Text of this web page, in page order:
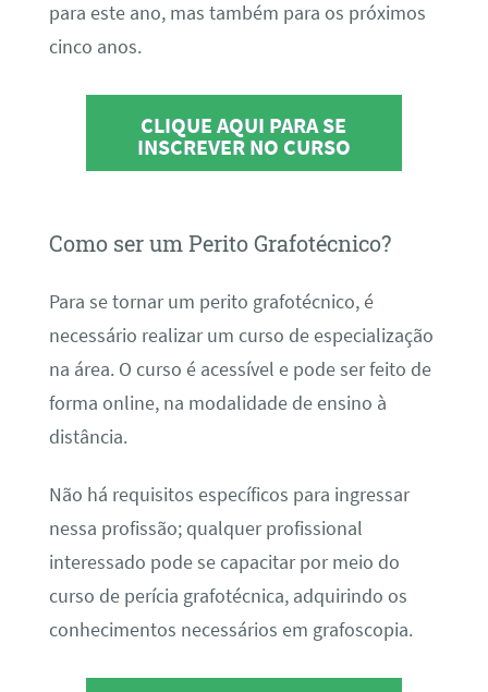
para este ano, mas também para os próximos
cinco anos.
CLIQUE AQUI PARA SE
INSCREVER NO CURSO
Como ser um Perito Grafotécnico?
Para se tornar um perito grafotécnico, é
necessário realizar um curso de especialização
na área. O curso é acessível e pode ser feito de
forma online, na modalidade de ensino à
distância.
Não há requisitos específicos para ingressar
nessa profissão; qualquer profissional
interessado pode se capacitar por meio do
curso de perícia grafotécnica, adquirindo os
conhecimentos necessários em grafoscopia.